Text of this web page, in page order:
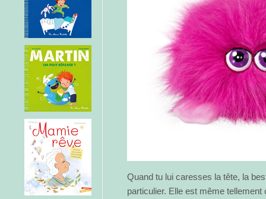
Quand tu lui caresses la tête, la
particulier. Elle est même tellement